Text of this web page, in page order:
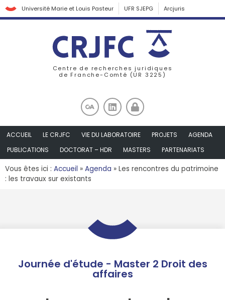
Université Marie et Louis Pasteur UFR SJEPG Arcjuris
Centre de recherches juridiques
de Franche-Comté (UR 3225)
ACCUEIL LE CRJFC VIE DU LABORATOIRE PROJETS
AGENDA
PUBLICATIONS
DOCTORAT – HDR MASTERS PARTENARIATS
Vous êtes ici : Accueil » Agenda » Les rencontres du patrimoine
: les travaux sur existants
Journée d'étude - Master 2 Droit des
affaires